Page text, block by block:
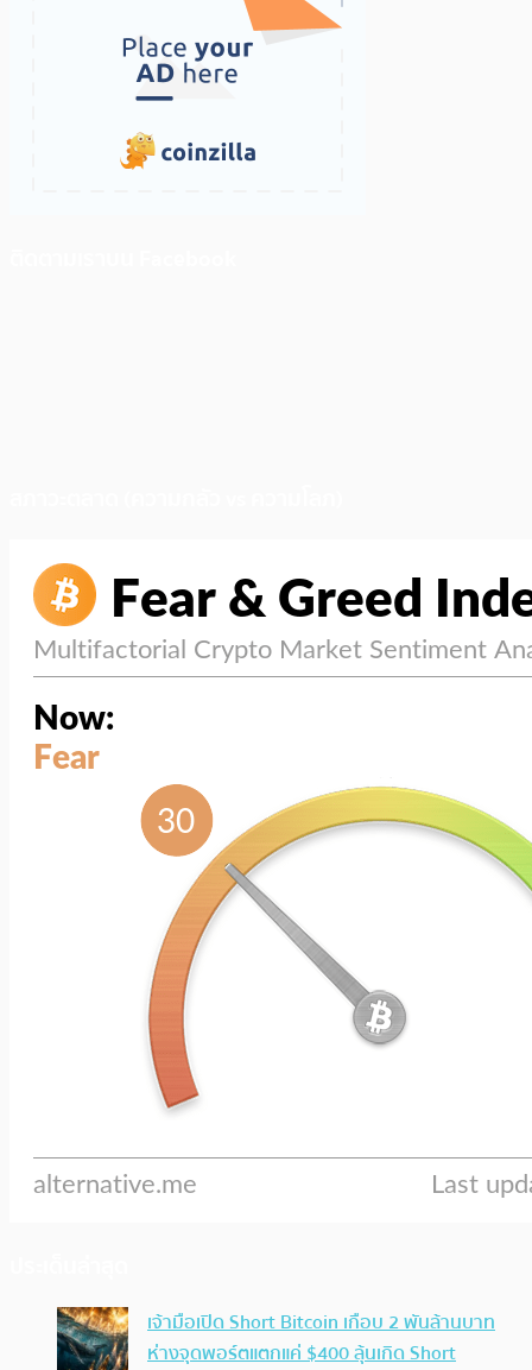
เจ้ามือเปิด Short Bitcoin เกือบ 2 พันล้านบาท
ห่างจุดพอร์ตแตกแค่ $400 ลุ้นเกิด Short